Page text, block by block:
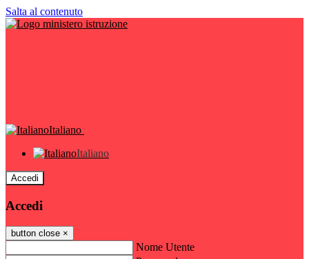
Salta al contenuto
Italiano
Italiano
Accedi
Accedi
button close ×
Nome Utente